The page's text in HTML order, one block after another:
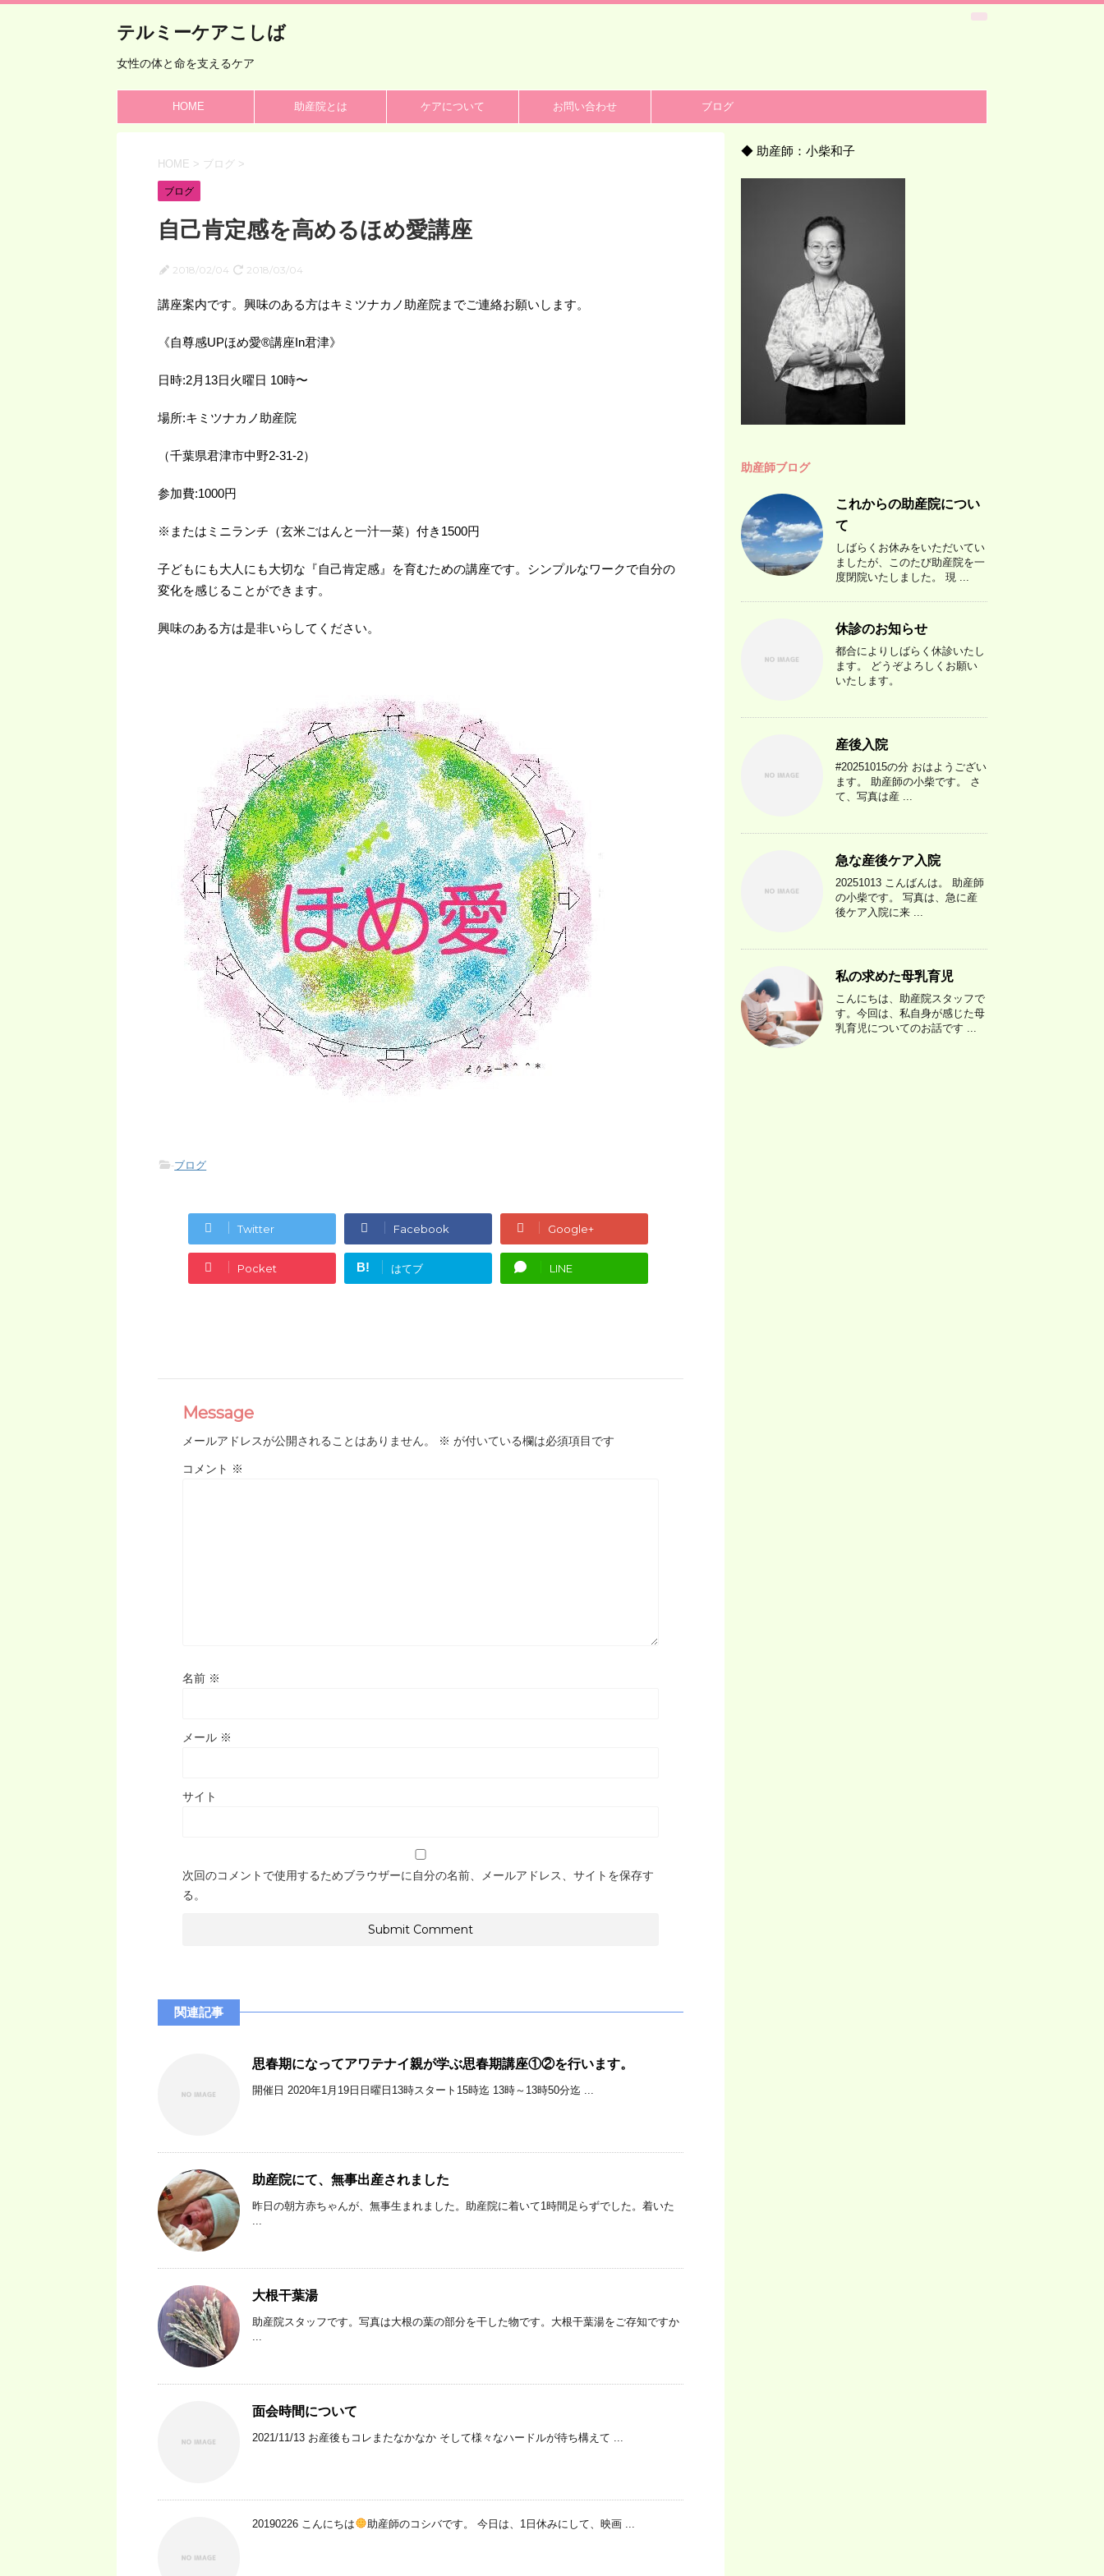
テルミーケアこしば
女性の体と命を支えるケア
HOME 助産院とは ケアについて お問い合わせ ブログ
HOME > ブログ >
ブログ
自己肯定感を高めるほめ愛講座
2018/02/04 2018/03/04
講座案内です。興味のある方はキミツナカノ助産院までご連絡お願いします。
《自尊感UPほめ愛®︎講座In君津》
日時:2月13日火曜日 10時〜
場所:キミツナカノ助産院
（千葉県君津市中野2‐31‐2）
参加費:1000円
※またはミニランチ（玄米ごはんと一汁一菜）付き1500円
子どもにも大人にも大切な『自己肯定感』を育むための講座です。シンプルなワークで自分の
変化を感じることができます。
興味のある方は是非いらしてください。
-ブログ
Twitter Facebook Google+
Pocket B! はてブ LINE
Message
メールアドレスが公開されることはありません。 ※ が付いている欄は必須項目です
コメント ※
名前 ※
メール ※
サイト
次回のコメントで使用するためブラウザーに自分の名前、メールアドレス、サイトを保存す
る。
関連記事
思春期になってアワテナイ親が学ぶ思春期講座①②を行います。
開催日 2020年1月19日日曜日13時スタート15時迄 13時～13時50分迄 ...
助産院にて、無事出産されました
昨日の朝方赤ちゃんが、無事生まれました。助産院に着いて1時間足らずでした。着いた
...
大根干葉湯
助産院スタッフです。写真は大根の葉の部分を干した物です。大根干葉湯をご存知ですか
...
面会時間について
2021/11/13 お産後もコレまたなかなか そして様々なハードルが待ち構えて ...
20190226 こんにちは 助産師のコシバです。 今日は、1日休みにして、映画 ...
◆ 助産師：小柴和子
助産師ブログ
これからの助産院につい
て
しばらくお休みをいただいてい
ましたが、このたび助産院を一
度閉院いたしました。 現 ...
休診のお知らせ
都合によりしばらく休診いたし
ます。 どうぞよろしくお願い
いたします。
産後入院
#20251015の分 おはようござい
ます。 助産師の小柴です。 さ
て、写真は産 ...
急な産後ケア入院
20251013 こんばんは。 助産師
の小柴です。 写真は、急に産
後ケア入院に来 ...
私の求めた母乳育児
こんにちは、助産院スタッフで
す。今回は、私自身が感じた母
乳育児についてのお話です ...